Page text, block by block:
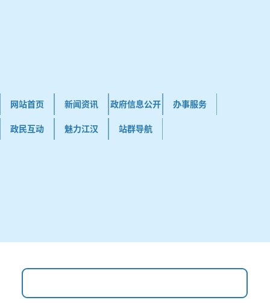
网站首页 新闻资讯 政府信息公开 办事服务
政民互动 魅力江汉 站群导航